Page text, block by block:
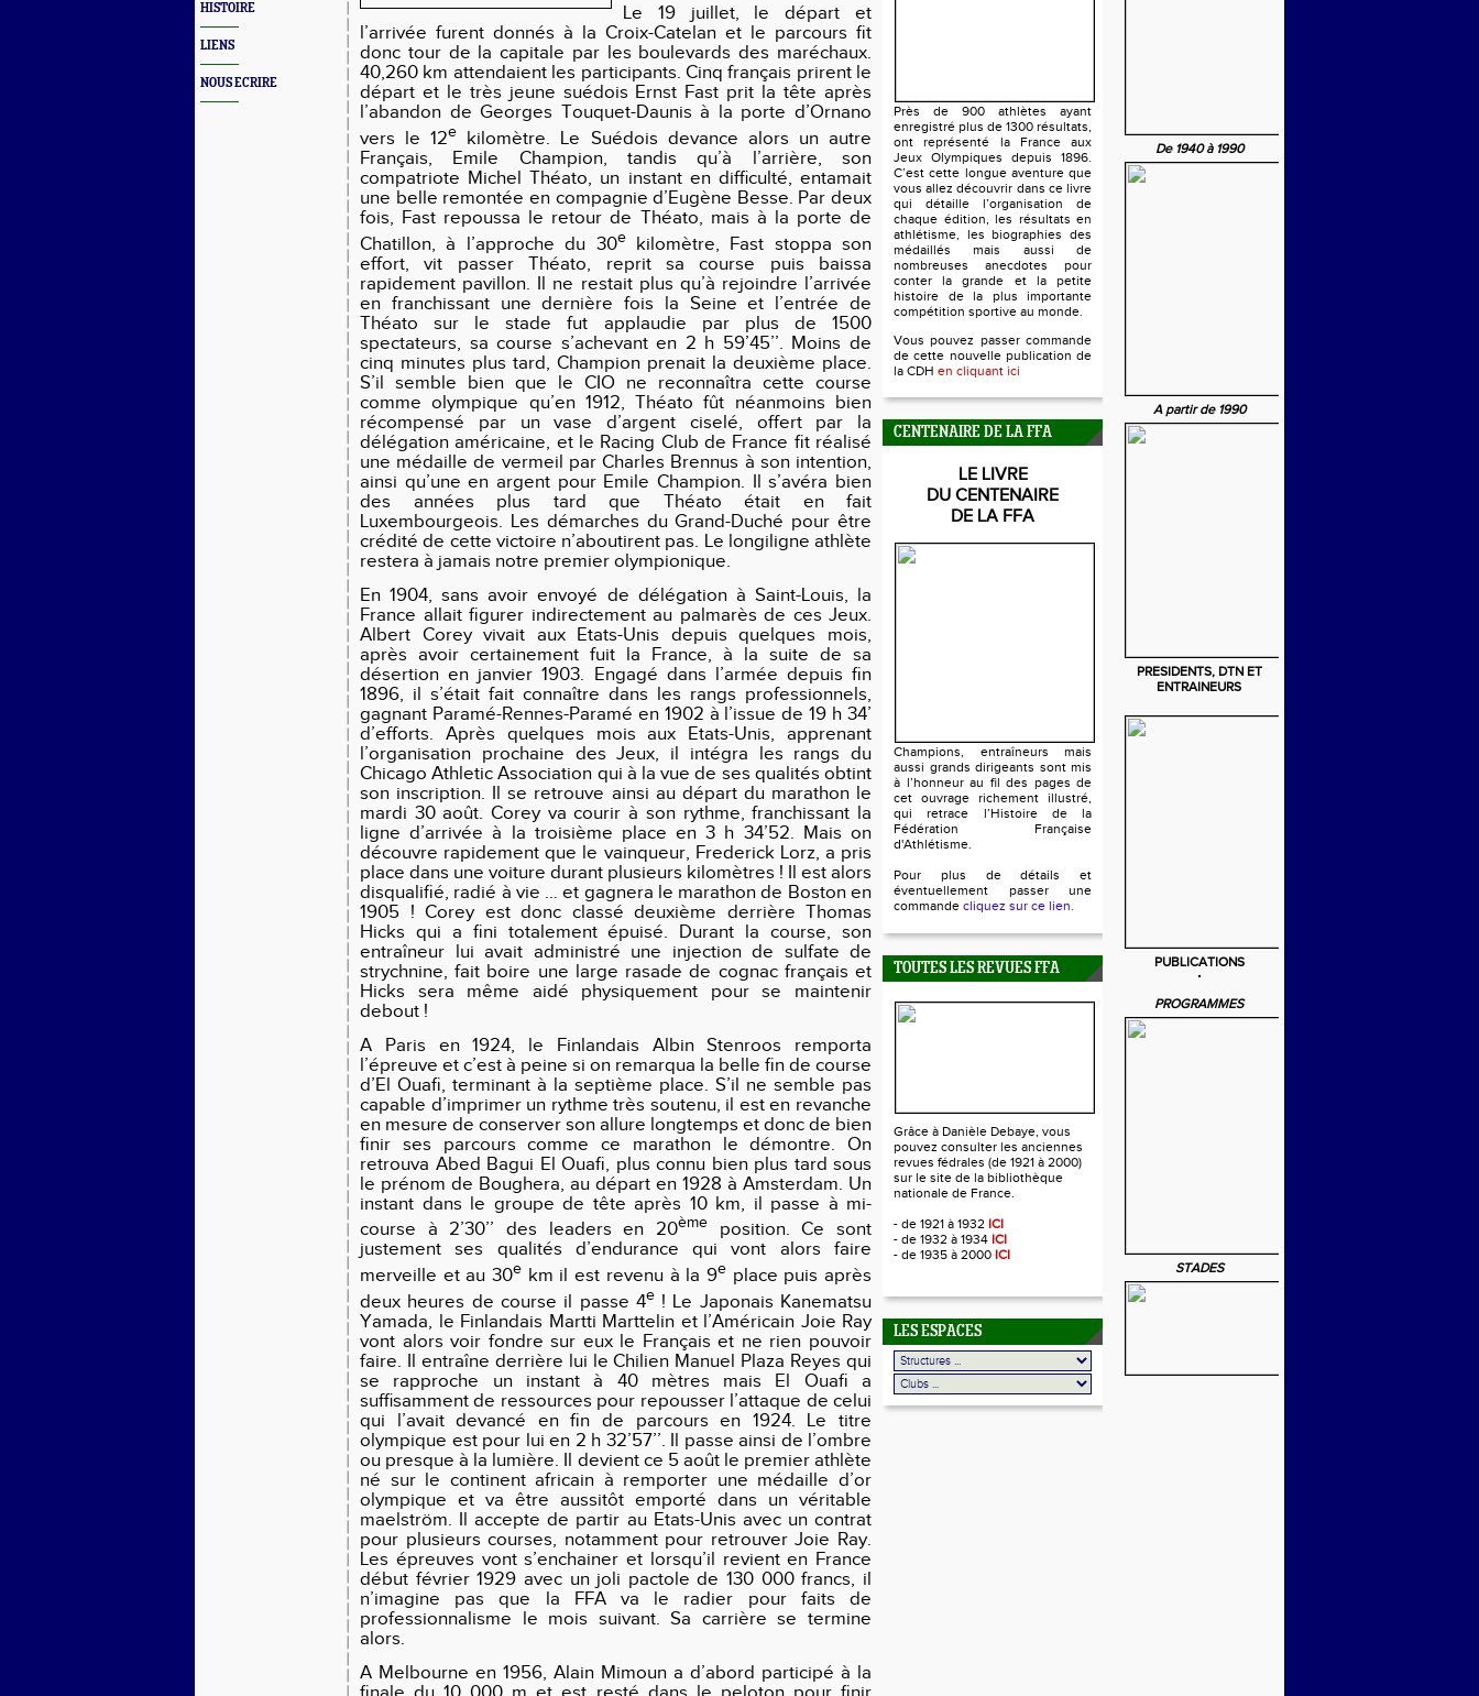
HISTOIRE
LIENS
NOUS ECRIRE
Le 19 juillet, le départ et
l’arrivée furent donnés à la Croix-Catelan et le parcours fit
donc tour de la capitale par les boulevards des maréchaux.
40,260 km attendaient les participants. Cinq français prirent le
départ et le très jeune suédois Ernst Fast prit la tête après
l’abandon de Georges Touquet-Daunis à la porte d’Ornano
vers le 12e kilomètre. Le Suédois devance alors un autre
Français, Emile Champion, tandis qu’à l’arrière, son
compatriote Michel Théato, un instant en difficulté, entamait
une belle remontée en compagnie d’Eugène Besse. Par deux
fois, Fast repoussa le retour de Théato, mais à la porte de
Chatillon, à l’approche du 30ekilomètre, Fast stoppa son
effort, vit passer Théato, reprit sa course puis baissa
rapidement pavillon. Il ne restait plus qu’à rejoindre l’arrivée
en franchissant une dernière fois la Seine et l’entrée de
Théato sur le stade fut applaudie par plus de 1500
spectateurs, sa course s’achevant en 2 h 59’45’’. Moins de
cinq minutes plus tard, Champion prenait la deuxième place.
S’il semble bien que le CIO ne reconnaîtra cette course
comme olympique qu’en 1912, Théato fût néanmoins bien
récompensé par un vase d’argent ciselé, offert par la
délégation américaine, et le Racing Club de France fit réalisé
une médaille de vermeil par Charles Brennus à son intention,
ainsi qu’une en argent pour Emile Champion. Il s’avéra bien
des années plus tard que Théato était en fait
Luxembourgeois. Les démarches du Grand-Duché pour être
crédité de cette victoire n’aboutirent pas. Le longiligne athlète
restera à jamais notre premier olympionique.
En 1904, sans avoir envoyé de délégation à Saint-Louis, la
France allait figurer indirectement au palmarès de ces Jeux.
Albert Corey vivait aux Etats-Unis depuis quelques mois,
après avoir certainement fuit la France, à la suite de sa
désertion en janvier 1903. Engagé dans l’armée depuis fin
1896, il s’était fait connaître dans les rangs professionnels,
gagnant Paramé-Rennes-Paramé en 1902 à l’issue de 19 h 34’
d’efforts. Après quelques mois aux Etats-Unis, apprenant
l’organisation prochaine des Jeux, il intégra les rangs du
Chicago Athletic Association qui à la vue de ses qualités obtint
son inscription. Il se retrouve ainsi au départ du marathon le
mardi 30 août. Corey va courir à son rythme, franchissant la
ligne d’arrivée à la troisième place en 3 h 34’52. Mais on
découvre rapidement que le vainqueur, Frederick Lorz, a pris
place dans une voiture durant plusieurs kilomètres ! Il est alors
disqualifié, radié à vie … et gagnera le marathon de Boston en
1905 ! Corey est donc classé deuxième derrière Thomas
Hicks qui a fini totalement épuisé. Durant la course, son
entraîneur lui avait administré une injection de sulfate de
strychnine, fait boire une large rasade de cognac français et
Hicks sera même aidé physiquement pour se maintenir
debout !
A Paris en 1924, le Finlandais Albin Stenroos remporta
l’épreuve et c’est à peine si on remarqua la belle fin de course
d’El Ouafi, terminant à la septième place. S’il ne semble pas
capable d’imprimer un rythme très soutenu, il est en revanche
en mesure de conserver son allure longtemps et donc de bien
finir ses parcours comme ce marathon le démontre. On
retrouva Abed Bagui El Ouafi, plus connu bien plus tard sous
le prénom de Boughera, au départ en 1928 à Amsterdam. Un
instant dans le groupe de tête après 10 km, il passe à mi-
course à 2’30’’ des leaders en 20ème position. Ce sont
justement ses qualités d’endurance qui vont alors faire
merveille et au 30e km il est revenu à la 9eplace puis après
deux heures de course il passe 4e! Le Japonais Kanematsu
Yamada, le Finlandais Martti Marttelin et l’Américain Joie Ray
vont alors voir fondre sur eux le Français et ne rien pouvoir
faire. Il entraîne derrière lui le Chilien Manuel Plaza Reyes qui
se rapproche un instant à 40 mètres mais El Ouafi a
suffisamment de ressources pour repousser l’attaque de celui
qui l’avait devancé en fin de parcours en 1924. Le titre
olympique est pour lui en 2 h 32’57’’. Il passe ainsi de l’ombre
ou presque à la lumière. Il devient ce 5 août le premier athlète
né sur le continent africain à remporter une médaille d’or
olympique et va être aussitôt emporté dans un véritable
maelström. Il accepte de partir au Etats-Unis avec un contrat
pour plusieurs courses, notamment pour retrouver Joie Ray.
Les épreuves vont s’enchainer et lorsqu’il revient en France
début février 1929 avec un joli pactole de 130 000 francs, il
n’imagine pas que la FFA va le radier pour faits de
professionnalisme le mois suivant. Sa carrière se termine
alors.
A Melbourne en 1956, Alain Mimoun a d’abord participé à la
Près de 900 athlètes ayant
enregistré plus de 1300 résultats,
ont représenté la France aux
Jeux Olympiques depuis 1896.
C’est cette longue aventure que
vous allez découvrir dans ce livre
qui détaille l’organisation de
chaque édition, les résultats en
athlétisme, les biographies des
médaillés mais aussi de
nombreuses anecdotes pour
conter la grande et la petite
histoire de la plus importante
compétition sportive au monde.
Vous pouvez passer commande
de cette nouvelle publication de
la CDH en cliquant ici
CENTENAIRE DE LA FFA
LE LIVRE
DU CENTENAIRE
DE LA FFA
Champions, entraîneurs mais
aussi grands dirigeants sont mis
à l’honneur au fil des pages de
cet ouvrage richement illustré,
qui retrace l’Histoire de la
Fédération Française
d'Athlétisme.
Pour plus de détails et
éventuellement passer une
commande cliquez sur ce lien.
TOUTES LES REVUES FFA
Grâce à Danièle Debaye, vous
pouvez consulter les anciennes
revues fédrales (de 1921 à 2000)
sur le site de la bibliothèque
nationale de France.
- de 1921 à 1932 ICI
- de 1932 à 1934 ICI
- de 1935 à 2000 ICI
LES ESPACES
De 1940 à 1990
A partir de 1990
PRESIDENTS, DTN ET
ENTRAINEURS
PUBLICATIONS
PROGRAMMES
STADES